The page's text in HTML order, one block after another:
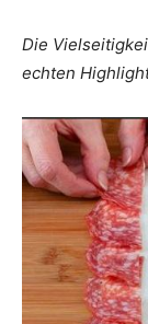
Die
echten